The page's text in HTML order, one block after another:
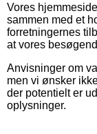
Vores
sammen med et
forretningernes
at vores
Anvisninger om
men vi ønsker
der potentielt er
oplysninger.